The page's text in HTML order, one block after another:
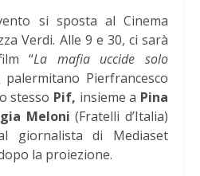
si sposta al Cinema
Verdi. Alle 9 e 30, ci sarà
“La mafia uccide solo
Pierfrancesco
stesso Pif, insieme a Pina
Meloni (Fratelli d’Italia)
giornalista di Mediaset
la proiezione.